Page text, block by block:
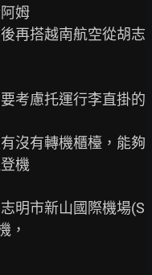
姆
再搭越南航空從胡志
考慮托運行李直掛的
沒有轉機櫃檯，能夠
機
明市新山國際機場(S
，